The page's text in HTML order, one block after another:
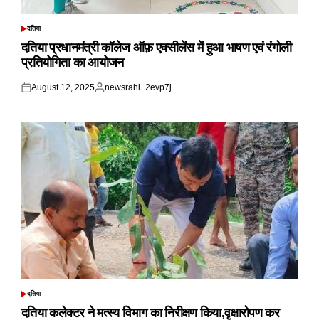
POSTED
दतिया
दतिया प्रधानमंत्री कॉलेज ऑफ़ एक्सीलेंस में हुआ भाषण एवं रंगोली
प्रतियोगिता का आयोजन
Posted
August 12, 2025
Posted
newsrahi_2evp7j
POSTED
दतिया
दतिया कलेक्टर ने मत्स्य विभाग का निरीक्षण किया,वृक्षारोपण कर